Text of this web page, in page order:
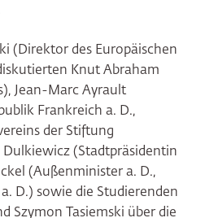
(Direktor des Europäischen
Knut Abraham
Jean-Marc Ayrault
Frankreich a. D.,
der Stiftung
Dulkiewicz (Stadtpräsidentin
(Außenminister a. D.,
D.) sowie die Studierenden
Szymon Tasiemski über die